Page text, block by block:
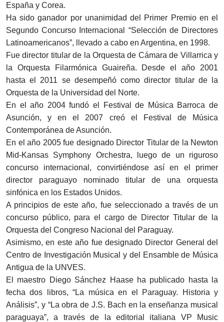
España y Corea.
Ha sido ganador por unanimidad del Primer Premio en el
Segundo Concurso Internacional “Selección de Directores
Latinoamericanos”, llevado a cabo en Argentina, en 1998.
Fue director titular de la Orquesta de Cámara de Villarrica y
la Orquesta Filarmónica Guaireña. Desde el año 2001
hasta el 2011 se desempeñó como director titular de la
Orquesta de la Universidad del Norte.
En el año 2004 fundó el Festival de Música Barroca de
Asunción, y en el 2007 creó el Festival de Música
Contemporánea de Asunción.
En el año 2005 fue designado Director Titular de la Newton
Mid-Kansas Symphony Orchestra, luego de un riguroso
concurso internacional, convirtiéndose así en el primer
director paraguayo nominado titular de una orquesta
sinfónica en los Estados Unidos.
A principios de este año, fue seleccionado a través de un
concurso público, para el cargo de Director Titular de la
Orquesta del Congreso Nacional del Paraguay.
Asimismo, en este año fue designado Director General del
Centro de Investigación Musical y del Ensamble de Música
Antigua de la UNVES.
El maestro Diego Sánchez Haase ha publicado hasta la
fecha dos libros, “La música en el Paraguay. Historia y
Análisis”, y “La obra de J.S. Bach en la enseñanza musical
paraguaya”, a través de la editorial italiana VP Music